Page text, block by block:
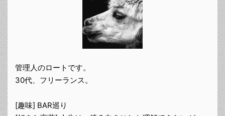
管理人のロートです。
30代、フリーランス。
[趣味] BAR巡り